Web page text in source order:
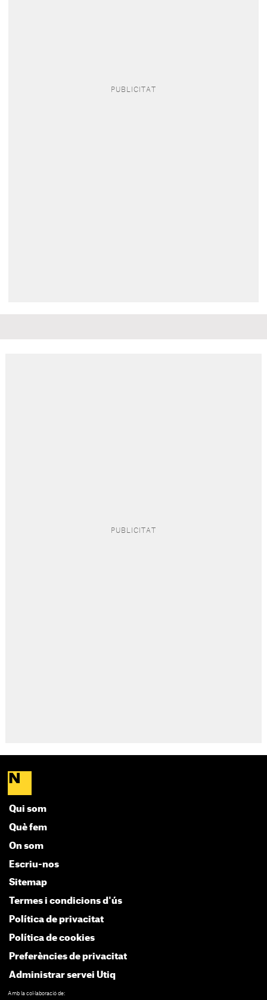
Qui som
Què fem
On som
Escriu-nos
Sitemap
Termes i condicions d'ús
Política de privacitat
Política de cookies
Preferències de privacitat
Administrar servei Utiq
Amb la col·laboració de: